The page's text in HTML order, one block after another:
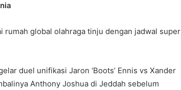
rumah global olahraga tinju dengan jadwal super
duel unifikasi Jaron ‘Boots’ Ennis vs Xander
Anthony Joshua di Jeddah sebelum